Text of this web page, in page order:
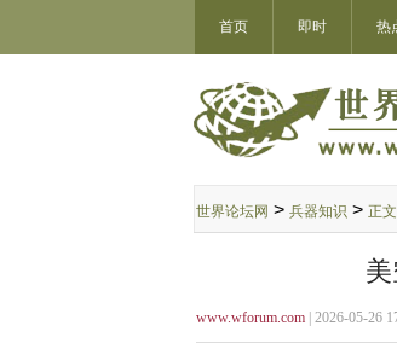
首页 即时 热
世界论坛网 > 兵器知识 > 正文
www.wforum.com | 2026-05-26